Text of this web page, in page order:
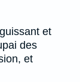
et
des
et